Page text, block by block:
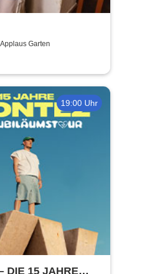
Garten
19:00 Uhr
DIE 15 JAHRE